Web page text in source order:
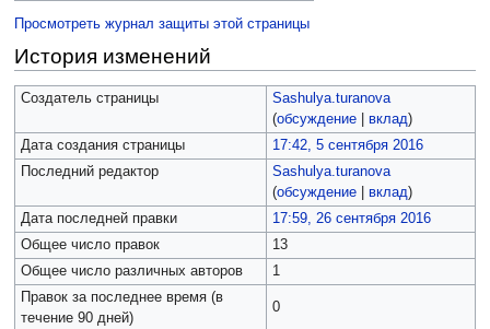
Просмотреть журнал защиты этой страницы
История изменений
Создатель страницы
Sashulya.turanova
(обсуждение| вклад)
Дата создания страницы
17:42, 5 сентября 2016
Последний редактор
Sashulya.turanova
(обсуждение| вклад)
Дата последней правки
17:59, 26 сентября 2016
Общее число правок
13
Общее число различных авторов
1
Правок за последнее время (в
течение 90 дней)
0